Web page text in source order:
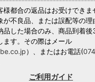
様都合の返品はお受けできま
が不良品、または誤配等の理
品した場合のみ、商品到着
ます。その際はメール
）、またはお電話(
ご利用ガイド